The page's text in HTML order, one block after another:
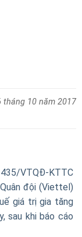
tháng 10 năm 2017
VTQĐ-KTTC
đội (Viettel)
giá trị gia tăng
sau khi báo cáo